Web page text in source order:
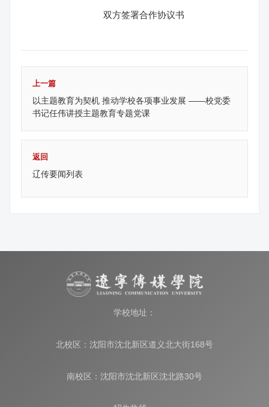
双方签署合作协议书
上一篇
以主题教育为契机 推动学校各项事业发展 ——校党委
书记任伟讲授主题教育专题党课
返回
辽传要闻列表
学校地址：
北校区：沈阳市沈北新区道义北大街168号
南校区：沈阳市沈北新区沈北路30号